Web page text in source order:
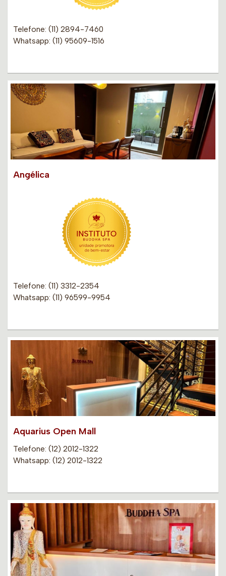
Telefone: (11) 2894-7460
Whatsapp: (11) 95609-1516
Angélica
Telefone: (11) 3312-2354
Whatsapp: (11) 96599-9954
Aquarius Open Mall
Telefone: (12) 2012-1322
Whatsapp: (12) 2012-1322